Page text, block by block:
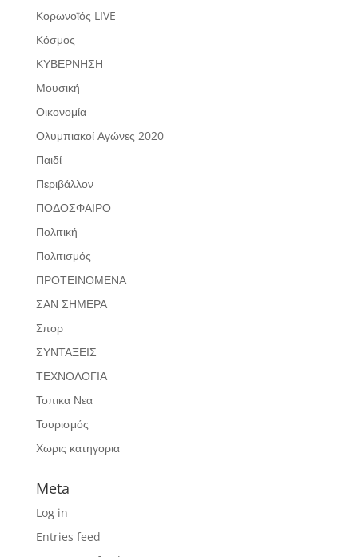
Κορωνοϊός LIVE
Κόσμος
ΚΥΒΕΡΝΗΣΗ
Μουσική
Οικονομία
Ολυμπιακοί Αγώνες 2020
Παιδί
Περιβάλλον
ΠΟΔΟΣΦΑΙΡΟ
Πολιτική
Πολιτισμός
ΠΡΟΤΕΙΝΟΜΕΝΑ
ΣΑΝ ΣΗΜΕΡΑ
Σπορ
ΣΥΝΤΑΞΕΙΣ
ΤΕΧΝΟΛΟΓΙΑ
Τοπικα Νεα
Τουρισμός
Χωρις κατηγορια
Meta
Log in
Entries feed